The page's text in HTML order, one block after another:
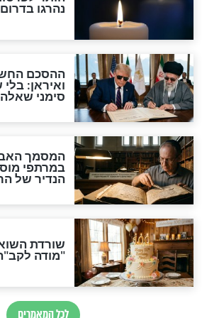
אתם לא
ישועה
וידאו
מה קורה